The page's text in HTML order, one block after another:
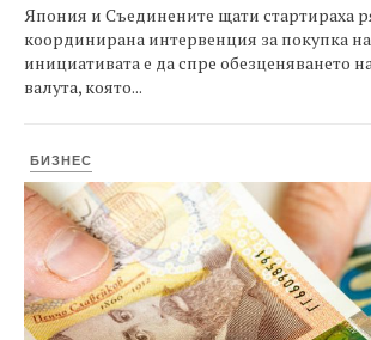
Япония и Съединените щати стартираха
координирана интервенция за покупка
инициативата е да спре обезценяването
валута, която...
БИЗНЕС